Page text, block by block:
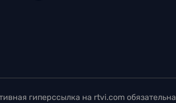
гиперссылка на rtvi.com обязательна